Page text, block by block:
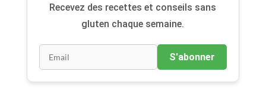
Recevez des recettes et conseils sans
gluten chaque semaine.
S'abonner